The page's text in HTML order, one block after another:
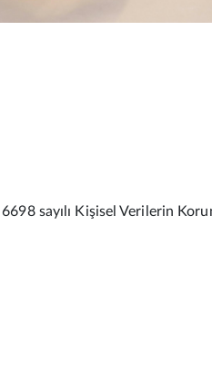
sayılı Kişisel Verilerin